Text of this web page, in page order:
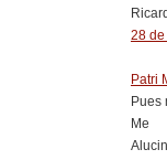
28
Patri
Pues
Me